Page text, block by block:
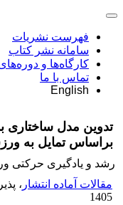
فهرست نشریات
سامانه نشر کتاب
کارگاه‌ها و
تماس با ما
English
تدوین مدل ساختاری
براساس تمایل به
رشد و یادگیری حرکتی
مقالات آماده انتشار
1405